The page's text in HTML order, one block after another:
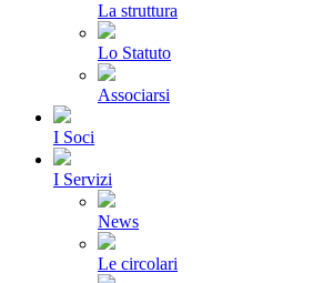
La struttura
Lo Statuto
Associarsi
I Soci
I Servizi
News
Le circolari